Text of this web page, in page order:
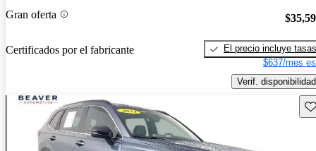
Gran oferta
Certificados por el fabricante
El precio incluye tasas
$637/mes
Verif. disponibilidad